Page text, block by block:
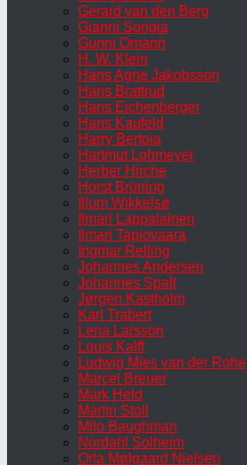
Gerard van den Berg
Gianni Songia
Gunni Omann
H. W. Klein
Hans Agne Jakobsson
Hans Brattrud
Hans Eichenberger
Hans Kaufeld
Harry Bertoia
Hartmut Lohmeyer
Herber Hirche
Horst Brüning
Illum Wikkelsø
Ilmari Lappalainen
Ilmari Tapiovaara
Ingmar Relling
Johannes Andersen
Johannes Spalt
Jørgen Kastholm
Karl Trabert
Lena Larsson
Louis Kalff
Ludwig Mies van der Rohe
Marcel Breuer
Mark Held
Martin Stoll
Milo Baughman
Nordahl Solheim
Orla Mølgaard Nielsen